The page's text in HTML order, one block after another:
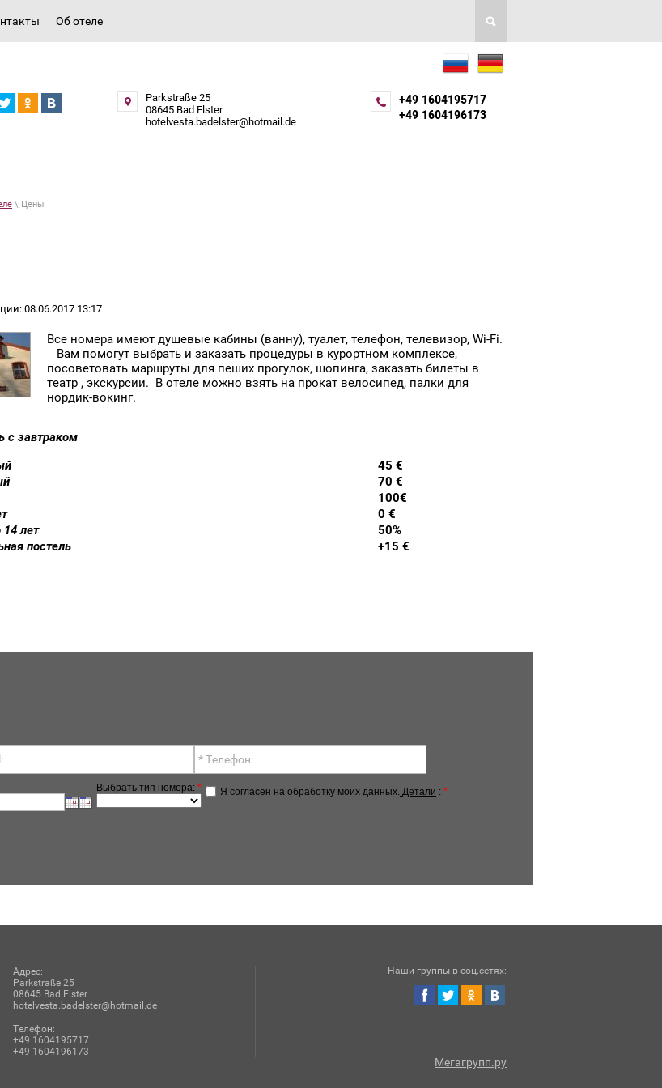
Об отеле
Parkstraße 25
08645 Bad Elster
hotelvesta.badelster@hotmail.de
+49 1604195717
+49 1604196173
\ Цены
08.06.2017 13:17
Все номера имеют душевые кабины (ванну), туалет, телефон, телевизор, Wi-Fi.
Вам помогут выбрать и заказать процедуры в курортном комплексе,
посоветовать маршруты для пеших прогулок, шопинга, заказать билеты в
театр , экскурсии. В отеле можно взять на прокат велосипед, палки для
нордик-вокинг.
с завтраком
45 €
70 €
100€
0 €
14 лет
50%
постель
+15 €
Выбрать тип номера: * Я согласен на обработку моих данных. Детали : *
Адрес:
Parkstraße 25
08645 Bad Elster
hotelvesta.badelster@hotmail.de
Телефон:
+49 1604195717
+49 1604196173
Наши группы в соц.сетях:
Мегагрупп.ру